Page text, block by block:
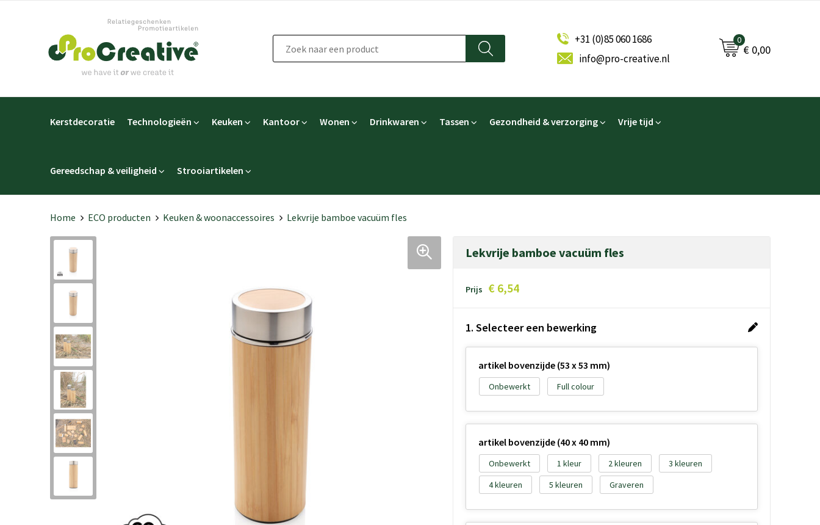
+31 (0)85 060 1686
info@pro-creative.nl
0
€ 0,00
Kerstdecoratie Technologieën Keuken Kantoor Wonen Drinkwaren Tassen Gezondheid & verzorging Vrije tijd
Gereedschap & veiligheid Strooiartikelen
Home ECO producten Keuken & woonaccessoires Lekvrije bamboe vacuüm fles
Lekvrije bamboe vacuüm fles
Prijs € 6,54
1. Selecteer een bewerking
artikel bovenzijde (53 x 53 mm)
Onbewerkt Full colour
artikel bovenzijde (40 x 40 mm)
Onbewerkt 1 2
3
4
5 Graveren